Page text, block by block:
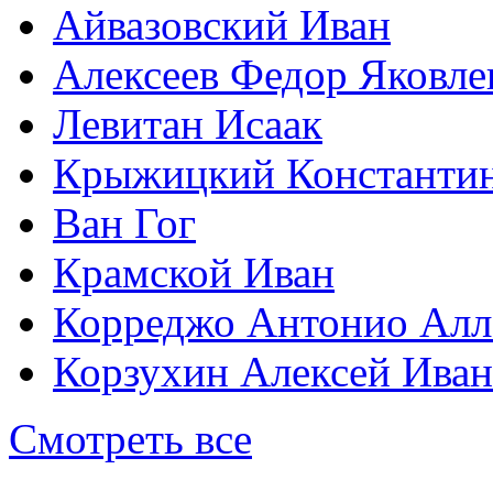
Айвазовский Иван
Алексеев Федор
Левитан Исаак
Крыжицкий
Ван Гог
Крамской Иван
Корреджо Антонио
Корзухин Алексей
Смотреть все